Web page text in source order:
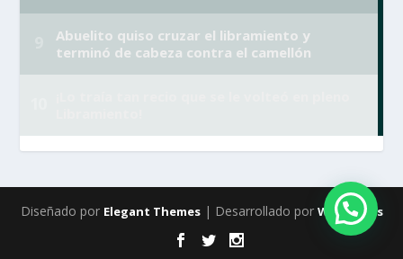
Diseñado por Elegant Themes| Desarrollado por WordPress